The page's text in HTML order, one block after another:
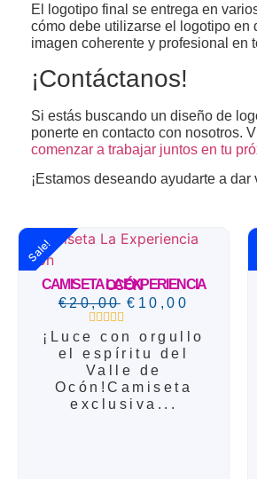
El logotipo final se entrega en
cómo debe utilizarse el logotipo en
imagen coherente y profesional en
¡Contáctanos!
Si estás buscando un diseño de
ponerte en contacto con nosotros.
comenzar a trabajar juntos en tu
¡Estamos deseando ayudarte a dar
Sale!
CAMISETA LA EXPERIENCIA OCÓN
€20,00 € 10,00
Valorado
con
0
de
5
¡Luce con orgullo
el espíritu del
Valle de
Ocón!Camiseta
exclusiva...